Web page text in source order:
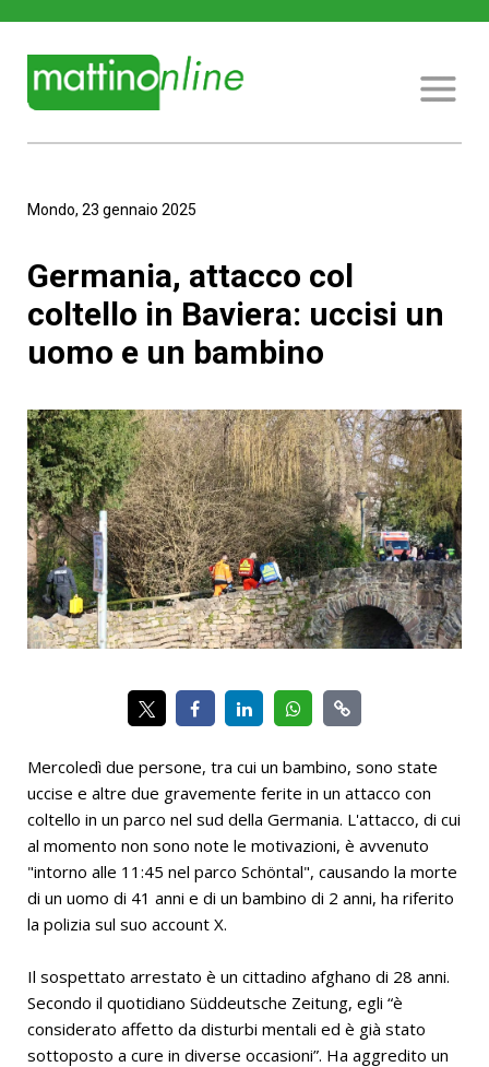
Mondo, 23 gennaio 2025
Germania, attacco col
coltello in Baviera: uccisi un
uomo e un bambino
Mercoledì due persone, tra cui un bambino, sono state
uccise e altre due gravemente ferite in un attacco con
coltello in un parco nel sud della Germania. L'attacco, di cui
al momento non sono note le motivazioni, è avvenuto
"intorno alle 11:45 nel parco Schöntal", causando la morte
di un uomo di 41 anni e di un bambino di 2 anni, ha riferito
la polizia sul suo account X.
Il sospettato arrestato è un cittadino afghano di 28 anni.
Secondo il quotidiano Süddeutsche Zeitung, egli “è
considerato affetto da disturbi mentali ed è già stato
sottoposto a cure in diverse occasioni”. Ha aggredito un